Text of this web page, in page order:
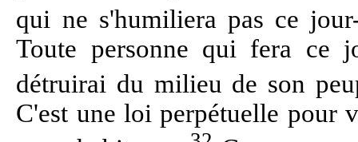
qui ne s'humiliera pas ce
Toute personne qui fera ce
détruirai du milieu de son
C'est une loi perpétuelle pour